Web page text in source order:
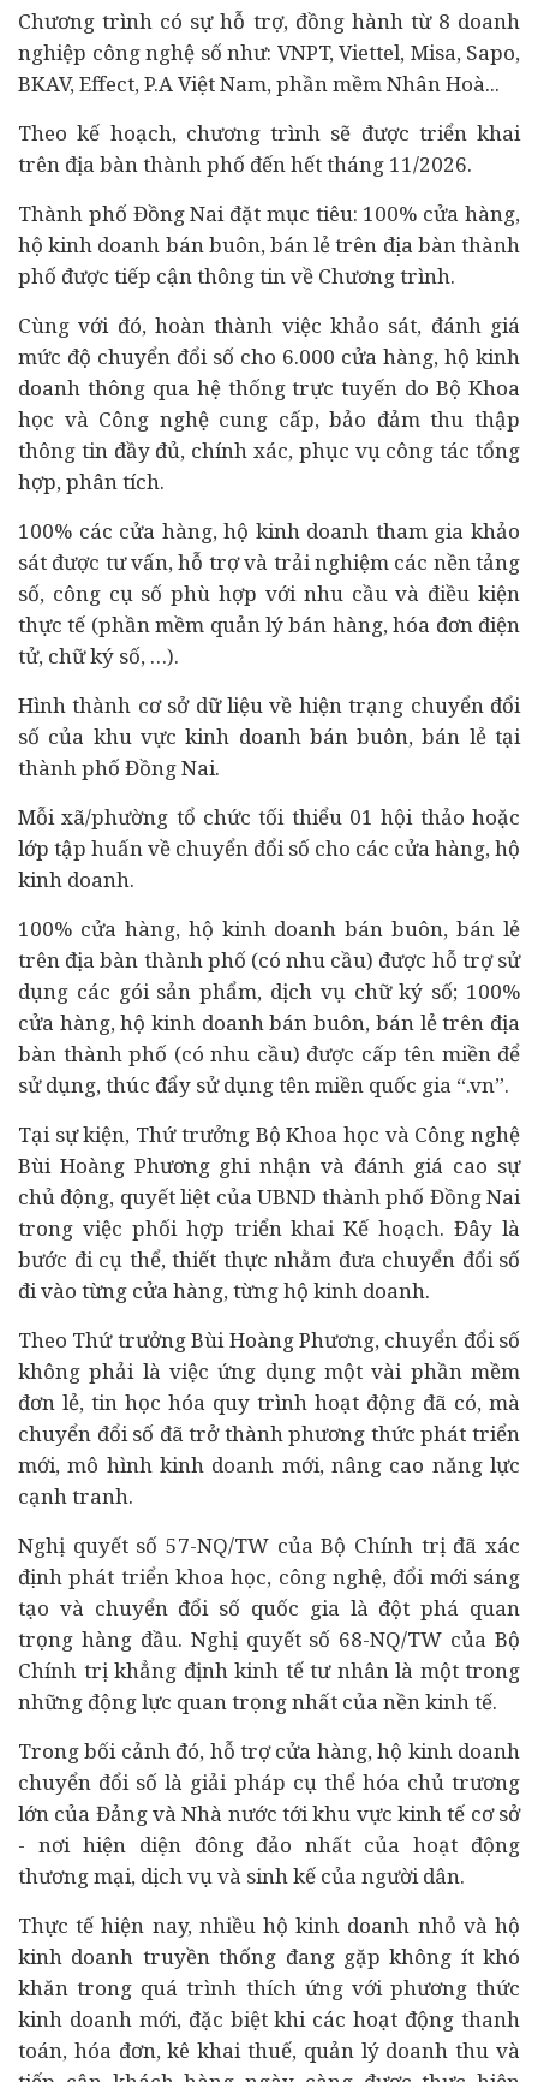
Chương trình có sự hỗ trợ, đồng hành từ 8 doanh
nghiệp công nghệ số như: VNPT, Viettel, Misa, Sapo,
BKAV, Effect, P.A Việt Nam, phần mềm Nhân Hoà...
Theo kế hoạch, chương trình sẽ được triển khai
trên địa bàn thành phố đến hết tháng 11/2026.
Thành phố Đồng Nai đặt mục tiêu: 100% cửa hàng,
hộ kinh doanh bán buôn, bán lẻ trên địa bàn thành
phố được tiếp cận thông tin về Chương trình.
Cùng với đó, hoàn thành việc khảo sát, đánh giá
mức độ chuyển đổi số cho 6.000 cửa hàng, hộ kinh
doanh thông qua hệ thống trực tuyến do Bộ Khoa
học và Công nghệ cung cấp, bảo đảm thu thập
thông tin đầy đủ, chính xác, phục vụ công tác tổng
hợp, phân tích.
100% các cửa hàng, hộ kinh doanh tham gia khảo
sát được tư vấn, hỗ trợ và trải nghiệm các nền tảng
số, công cụ số phù hợp với nhu cầu và điều kiện
thực tế (phần mềm quản lý bán hàng, hóa đơn điện
tử, chữ ký số, …).
Hình thành cơ sở dữ liệu về hiện trạng chuyển đổi
số của khu vực kinh doanh bán buôn, bán lẻ tại
thành phố Đồng Nai.
Mỗi xã/phường tổ chức tối thiểu 01 hội thảo hoặc
lớp tập huấn về chuyển đổi số cho các cửa hàng, hộ
kinh doanh.
100% cửa hàng, hộ kinh doanh bán buôn, bán lẻ
trên địa bàn thành phố (có nhu cầu) được hỗ trợ sử
dụng các gói sản phẩm, dịch vụ chữ ký số; 100%
cửa hàng, hộ kinh doanh bán buôn, bán lẻ trên địa
bàn thành phố (có nhu cầu) được cấp tên miền để
sử dụng, thúc đẩy sử dụng tên miền quốc gia “.vn”.
Tại sự kiện, Thứ trưởng Bộ Khoa học và Công nghệ
Bùi Hoàng Phương ghi nhận và đánh giá cao sự
chủ động, quyết liệt của UBND thành phố Đồng Nai
trong việc phối hợp triển khai Kế hoạch. Đây là
bước đi cụ thể, thiết thực nhằm đưa chuyển đổi số
đi vào từng cửa hàng, từng hộ kinh doanh.
Theo Thứ trưởng Bùi Hoàng Phương, chuyển đổi số
không phải là việc ứng dụng một vài phần mềm
đơn lẻ, tin học hóa quy trình hoạt động đã có, mà
chuyển đổi số đã trở thành phương thức phát triển
mới, mô hình kinh doanh mới, nâng cao năng lực
cạnh tranh.
Nghị quyết số 57-NQ/TW của Bộ Chính trị đã xác
định phát triển khoa học, công nghệ, đổi mới sáng
tạo và chuyển đổi số quốc gia là đột phá quan
trọng hàng đầu. Nghị quyết số 68-NQ/TW của Bộ
Chính trị khẳng định kinh tế tư nhân là một trong
những động lực quan trọng nhất của nền kinh tế.
Trong bối cảnh đó, hỗ trợ cửa hàng, hộ kinh doanh
chuyển đổi số là giải pháp cụ thể hóa chủ trương
lớn của Đảng và Nhà nước tới khu vực kinh tế cơ sở
- nơi hiện diện đông đảo nhất của hoạt động
thương mại, dịch vụ và sinh kế của người dân.
Thực tế hiện nay, nhiều hộ kinh doanh nhỏ và hộ
kinh doanh truyền thống đang gặp không ít khó
khăn trong quá trình thích ứng với phương thức
kinh doanh mới, đặc biệt khi các hoạt động thanh
toán, hóa đơn, kê khai thuế, quản lý doanh thu và